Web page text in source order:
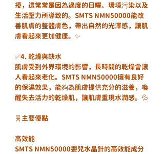
擾，這常常是因為過度的日曬、環境污染以及
生活壓力所導致的。SMTS NMN50000能改
善肌膚的整體膚色，帶出自然的光澤感，讓肌
膚看起來更加健康。✨
✅4. 乾燥與缺水
肌膚受到外界環境的影響，長時間的乾燥會讓
人看起來老化。SMTS NMN50000擁有良好
的保濕效果，能夠為肌膚提供充分的滋養，喚
醒失去活力的乾燥肌，讓肌膚重現水潤感。💦
🧬主要優點
高效能
SMTS NMN50000嬰兒水晶針的高效能成分